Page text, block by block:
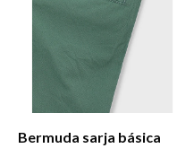
Bermuda sarja básica